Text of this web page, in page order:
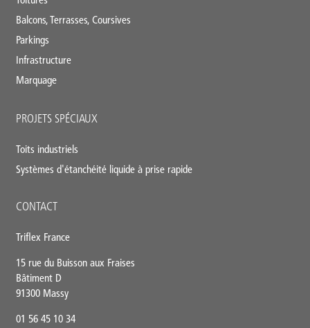
Balcons, Terrasses, Coursives
Parkings
Infrastructure
Marquage
PROJETS SPÉCIAUX
Toits industriels
Systèmes d'étanchéité liquide à prise rapide
CONTACT
Triflex France
15 rue du Buisson aux Fraises
Bâtiment D
91300 Massy
01 56 45 10 34